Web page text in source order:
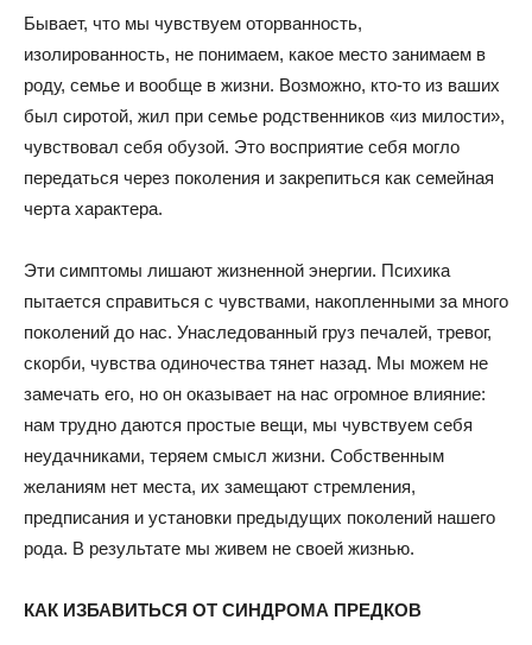
Бывает, что мы чувствуем оторванность,
изолированность, не понимаем, какое место занимаем в
роду, семье и вообще в жизни. Возможно, кто-то из ваших
был сиротой, жил при семье родственников «из милости»,
чувствовал себя обузой. Это восприятие себя могло
передаться через поколения и закрепиться как семейная
черта характера.
Эти симптомы лишают жизненной энергии. Психика
пытается справиться с чувствами, накопленными за много
поколений до нас. Унаследованный груз печалей, тревог,
скорби, чувства одиночества тянет назад. Мы можем не
замечать его, но он оказывает на нас огромное влияние:
нам трудно даются простые вещи, мы чувствуем себя
неудачниками, теряем смысл жизни. Собственным
желаниям нет места, их замещают стремления,
предписания и установки предыдущих поколений нашего
рода. В результате мы живем не своей жизнью.
КАК ИЗБАВИТЬСЯ ОТ СИНДРОМА ПРЕДКОВ